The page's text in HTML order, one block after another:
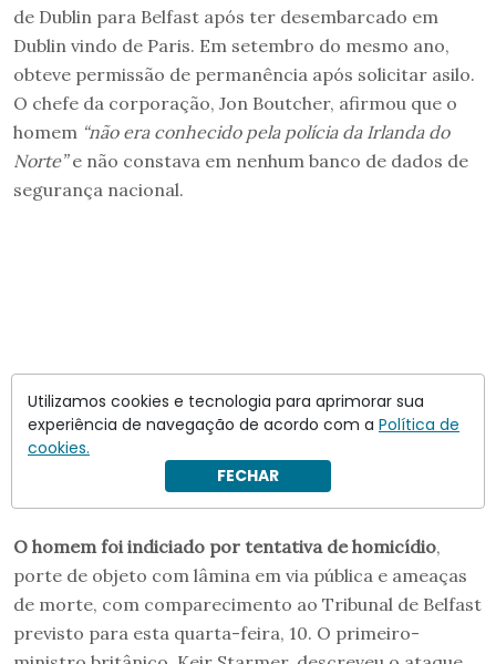
de Dublin para Belfast após ter desembarcado em
Dublin vindo de Paris. Em setembro do mesmo ano,
obteve permissão de permanência após solicitar asilo.
O chefe da corporação, Jon Boutcher, afirmou que o
homem “não era conhecido pela polícia da Irlanda do
Norte”e não constava em nenhum banco de dados de
segurança nacional.
O homem foi indiciado por tentativa de homicídio,
porte de objeto com lâmina em via pública e ameaças
de morte, com comparecimento ao Tribunal de Belfast
previsto para esta quarta-feira, 10. O primeiro-
Utilizamos cookies e tecnologia para aprimorar sua
experiência de navegação de acordo com a Política de
cookies.
FECHAR